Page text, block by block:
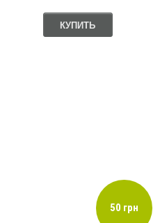
КУПИТЬ
50 грн